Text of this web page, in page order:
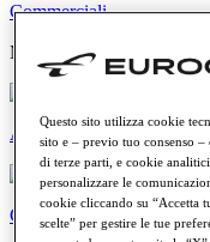
Commerciali
Modelli più cercati
Audi Q2
CUPRA Formentor
Questo sito utilizza cookie
sito e – previo tuo consenso
di terze parti, e cookie
personalizzare le
cookie cliccando su “Accetta
scelte” per gestire le tue